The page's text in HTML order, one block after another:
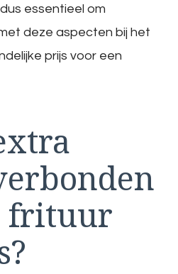
essentieel om
deze aspecten bij het
prijs voor een
frituur